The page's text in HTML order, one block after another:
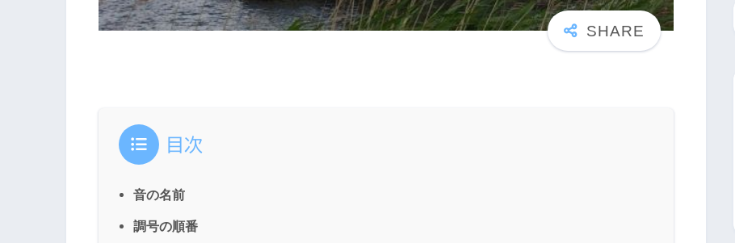
目次
音の名前
調号の順番